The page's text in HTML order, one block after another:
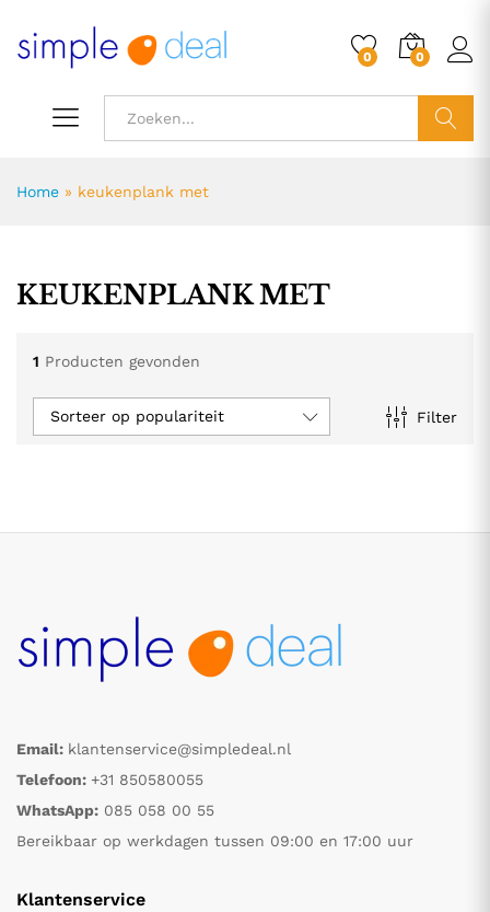
0 0
Home » keukenplank met
KEUKENPLANK MET
1 Producten gevonden
Filter
Sorteer op populariteit
Email: klantenservice@simpledeal.nl
Telefoon: +31 850580055
WhatsApp: 085 058 00 55
Bereikbaar op werkdagen tussen 09:00 en 17:00 uur
Klantenservice